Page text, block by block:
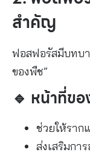
สำคัญ
ฟอสฟอรัสมีบทบ
ของพืช”
🔹 หน้าที่ข
ช่วยให้ราก
ส่งเสริมกา